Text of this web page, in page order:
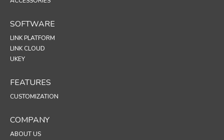
SOFTWARE
LINK PLATFORM
LINK CLOUD
UKEY
FEATURES
CUSTOMIZATION
COMPANY
ABOUT US